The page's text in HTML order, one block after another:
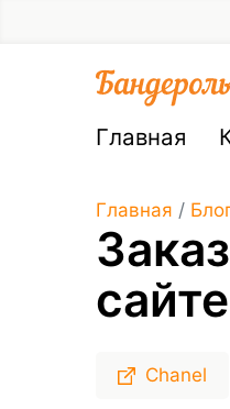
Главная
Главная /
сайте
Chanel